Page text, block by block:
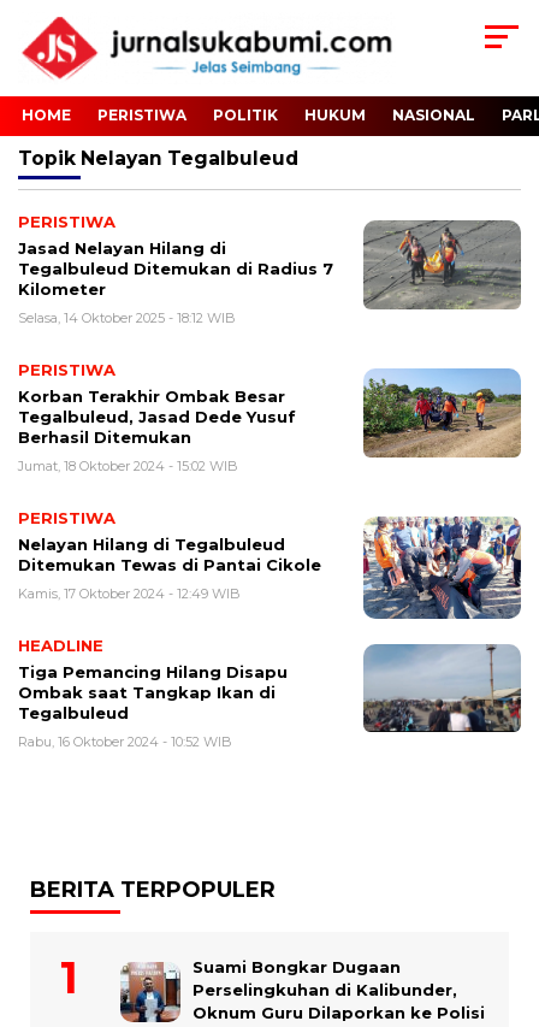
HOME PERISTIWA POLITIK HUKUM NASIONAL
Topik Nelayan Tegalbuleud
PERISTIWA
Jasad Nelayan Hilang di
Tegalbuleud Ditemukan di Radius 7
Kilometer
Selasa, 14 Oktober 2025 - 18:12 WIB
PERISTIWA
Korban Terakhir Ombak Besar
Tegalbuleud, Jasad Dede Yusuf
Berhasil Ditemukan
Jumat, 18 Oktober 2024 - 15:02 WIB
PERISTIWA
Nelayan Hilang di Tegalbuleud
Ditemukan Tewas di Pantai Cikole
Kamis, 17 Oktober 2024 - 12:49 WIB
HEADLINE
Tiga Pemancing Hilang Disapu
Ombak saat Tangkap Ikan di
Tegalbuleud
Rabu, 16 Oktober 2024 - 10:52 WIB
BERITA TERPOPULER
Suami Bongkar Dugaan
Perselingkuhan di Kalibunder,
Oknum Guru Dilaporkan ke Polisi